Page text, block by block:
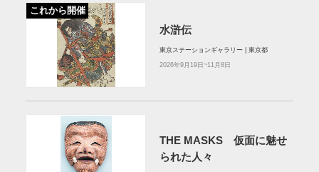
これから開催
水滸伝
東京ステーションギャラリー | 東京都
2026年9月19日~11月8日
THE MASKS 仮面に魅せ
られた人々